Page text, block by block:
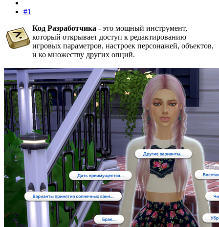
#1
Код Разработчика - это мощный инструмент,
который открывает доступ к редактированию
игровых параметров, настроек персонажей, объектов,
и ко множеству других опций.